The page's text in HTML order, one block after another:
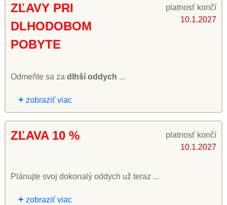
ZĽAVY PRI
DLHODOBOM
POBYTE
platnosť končí
10.1.2027
Odmeňte sa za dlhší oddych ...
+ zobraziť viac
ZĽAVA 10 %
platnosť končí
10.1.2027
Plánujte svoj dokonalý oddych už teraz ...
+ zobraziť viac